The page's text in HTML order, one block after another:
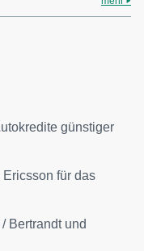
günstiger
für das
Bertrandt und